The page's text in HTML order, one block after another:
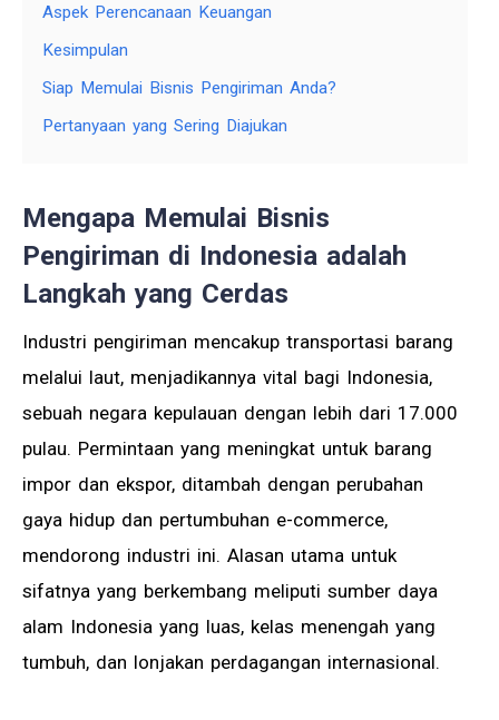
Aspek Perencanaan Keuangan
Kesimpulan
Siap Memulai Bisnis Pengiriman Anda?
Pertanyaan yang Sering Diajukan
Mengapa Memulai Bisnis
Pengiriman di Indonesia adalah
Langkah yang Cerdas
Industri pengiriman mencakup transportasi barang
melalui laut, menjadikannya vital bagi Indonesia,
sebuah negara kepulauan dengan lebih dari 17.000
pulau. Permintaan yang meningkat untuk barang
impor dan ekspor, ditambah dengan perubahan
gaya hidup dan pertumbuhan e-commerce,
mendorong industri ini. Alasan utama untuk
sifatnya yang berkembang meliputi sumber daya
alam Indonesia yang luas, kelas menengah yang
tumbuh, dan lonjakan perdagangan internasional.